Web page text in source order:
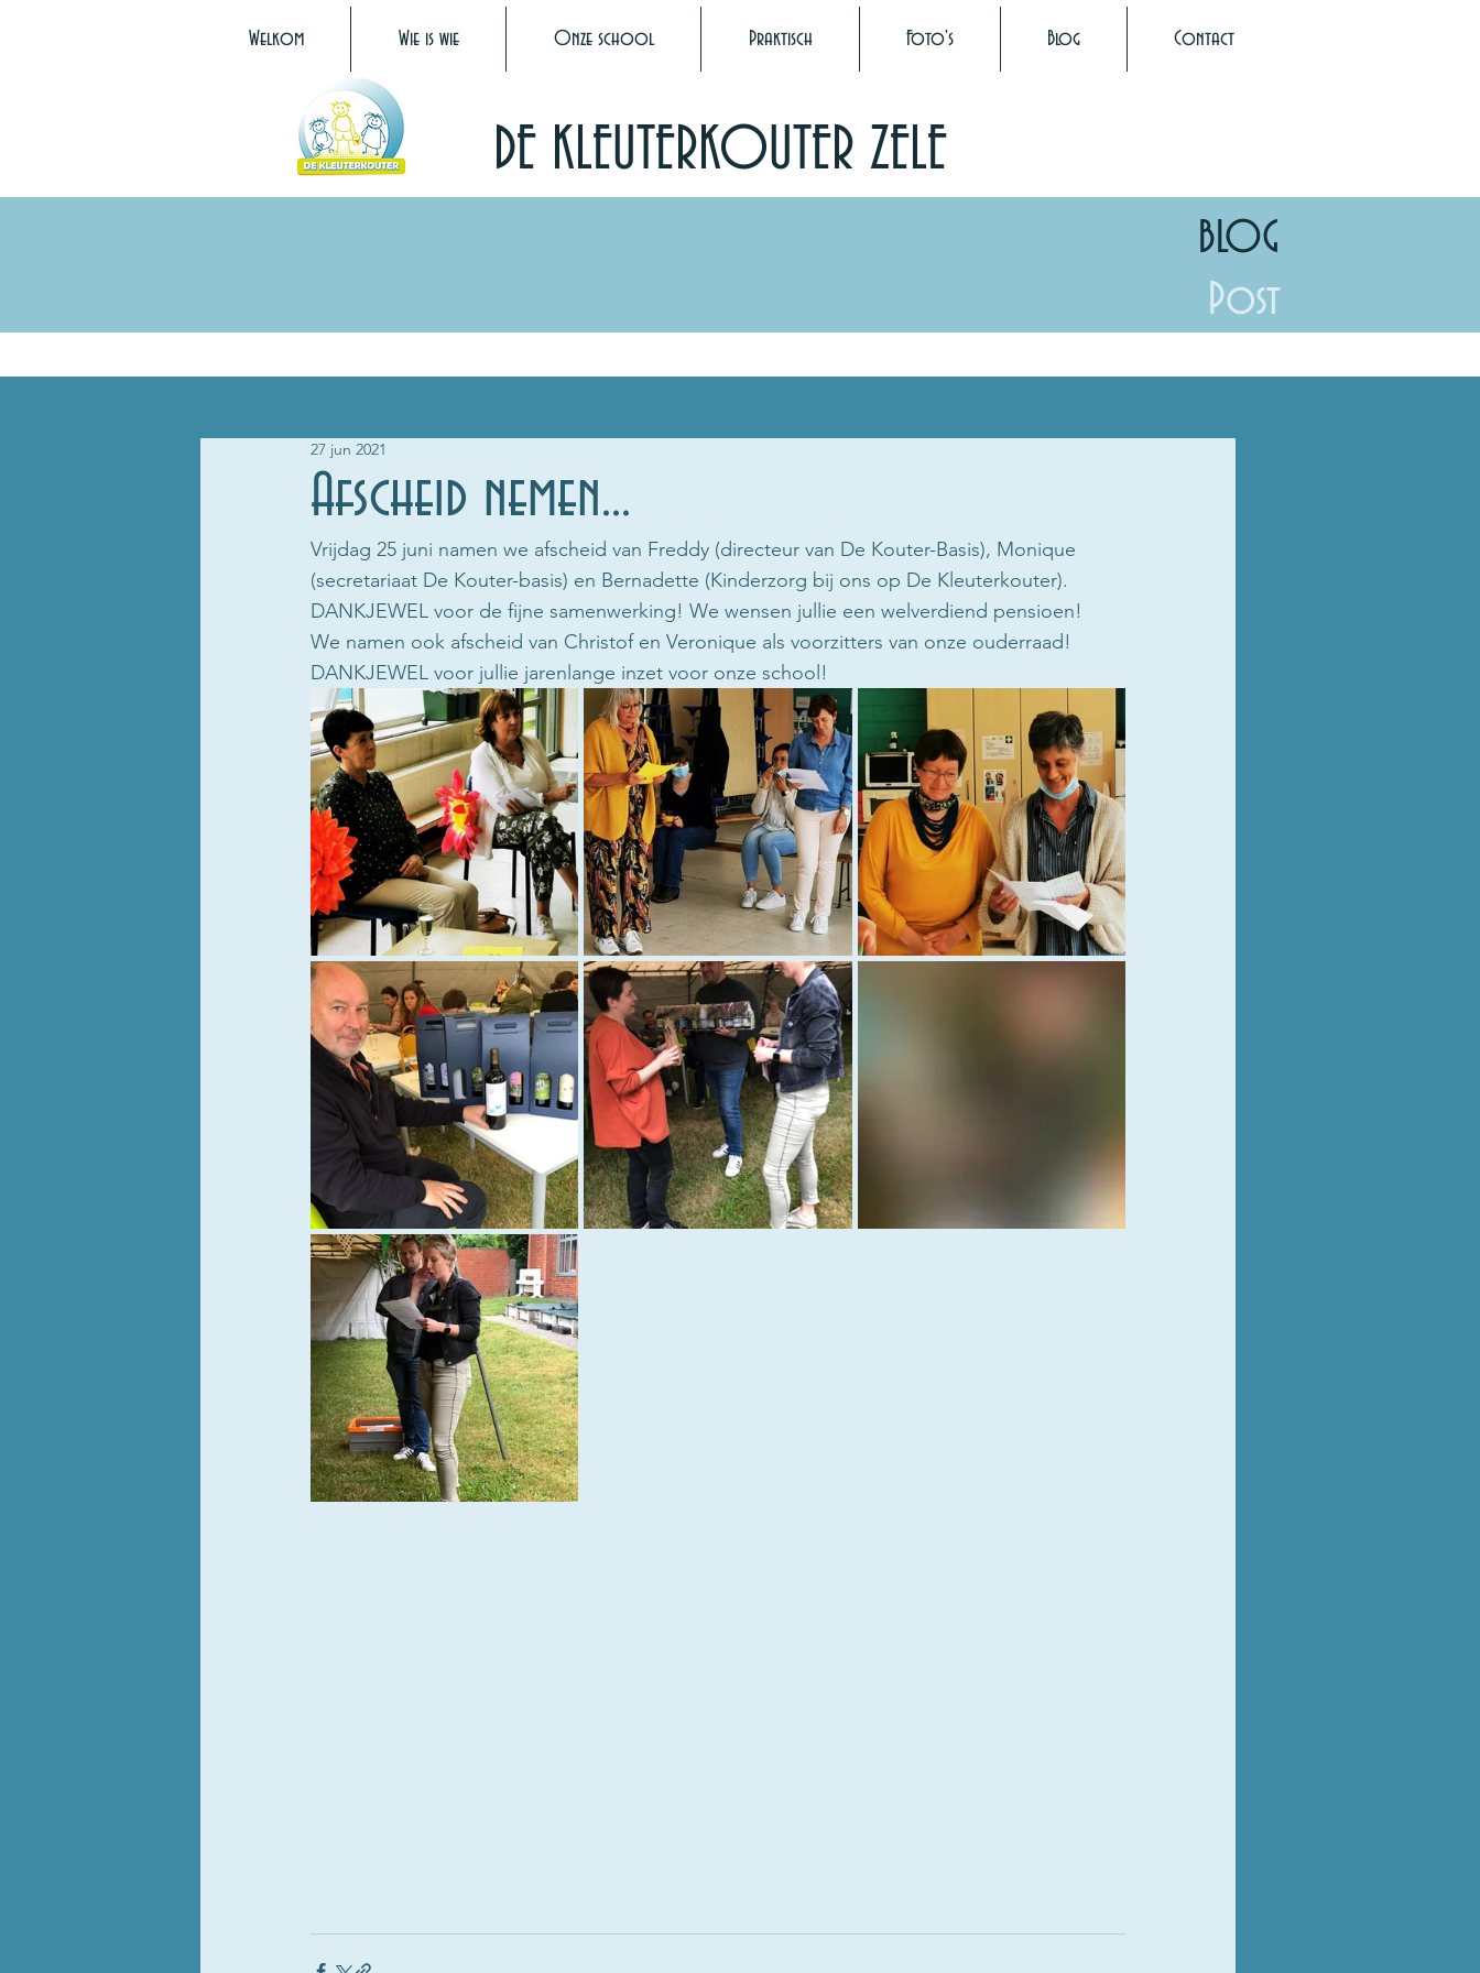
Welkom Wie is wie Onze school Praktisch Foto's Blog Contact
DE KLEUTERKOUTER ZELE
BLOG
Post
Afscheid nemen...
27 jun 2021
Vrijdag 25 juni namen we afscheid van Freddy (directeur van De Kouter-Basis), Monique
(secretariaat De Kouter-basis) en Bernadette (Kinderzorg bij ons op De Kleuterkouter).
DANKJEWEL voor de fijne samenwerking! We wensen jullie een welverdiend pensioen!
We namen ook afscheid van Christof en Veronique als voorzitters van onze ouderraad!
DANKJEWEL voor jullie jarenlange inzet voor onze school!